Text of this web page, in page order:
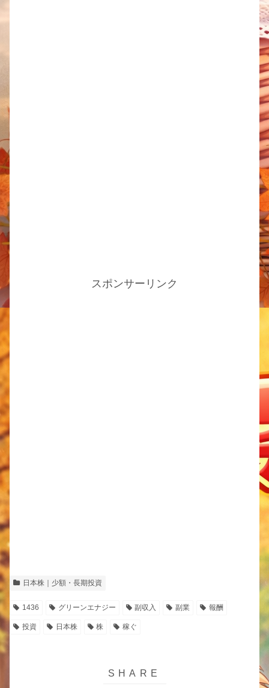
スポンサーリンク
日本株｜少額・長期投資
1436 グリーンエナジー 副収入 副業 報酬
投資 日本株 株 稼ぐ